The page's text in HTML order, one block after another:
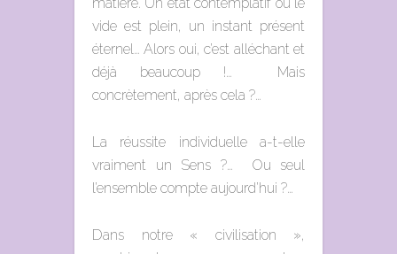
vide est plein, un instant présent
éternel… Alors oui, c’est alléchant et
déjà beaucoup !… Mais
concrètement, après cela ?…
La réussite individuelle a-t-elle
vraiment un Sens ?… Ou seul
l’ensemble compte aujourd’hui ?…
Dans notre « civilisation »,